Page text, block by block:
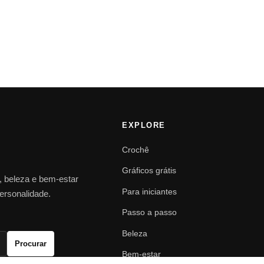
beleza e bem-estar
Procurar
EXPLORE
Crochê
Gráficos grátis
Para iniciantes
Passo a passo
Beleza
Bem-estar